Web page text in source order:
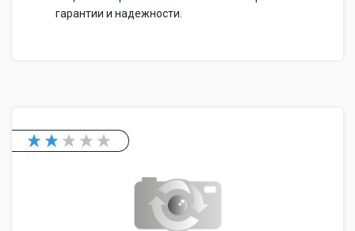
гарантии и надежности.